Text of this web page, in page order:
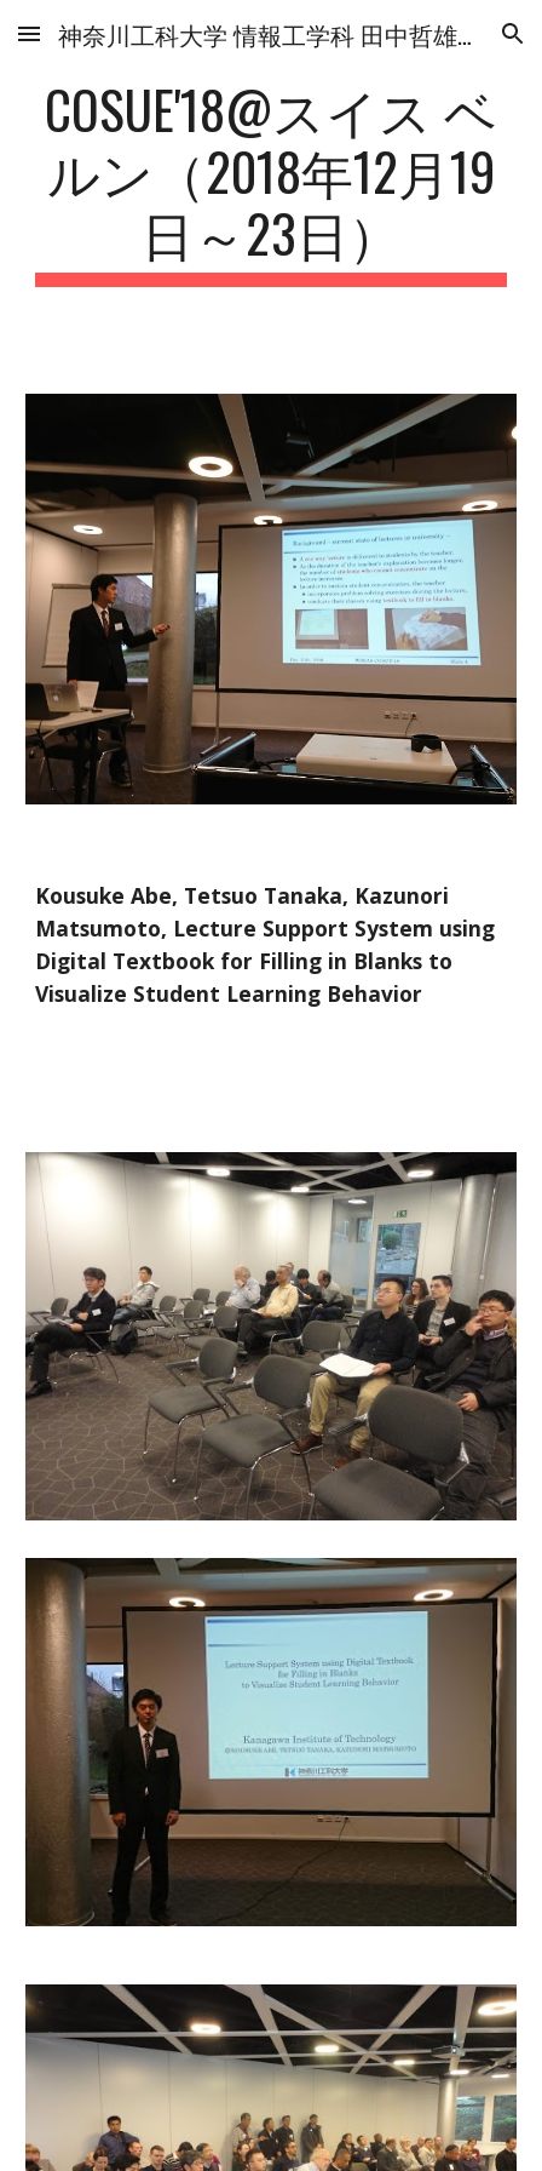
Skip to main content Skip to navigation
神奈川工科大学 情報工学科 田中哲雄研究室
COSUE'18@スイス ベ
ルン（2018年12月19
日～23日）
Kousuke Abe, Tetsuo Tanaka, Kazunori
Matsumoto, Lecture Support System using
Digital Textbook for Filling in Blanks to
Visualize Student Learning Behavior